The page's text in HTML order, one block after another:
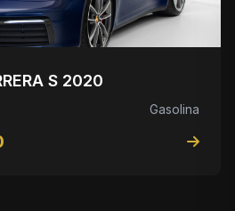
S 2020
Gasolina